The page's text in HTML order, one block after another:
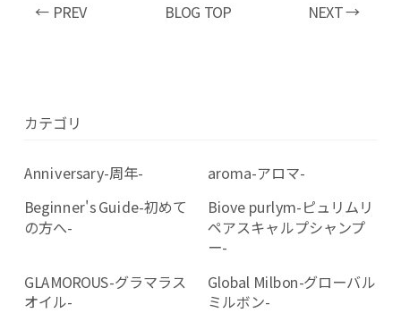
← PREV BLOG TOP NEXT →
カテゴリ
Anniversary-周年-
aroma-アロマ-
Beginner's Guide-初めて
の方へ-
Biove purlym-ピュリムリ
ペアスキャルプシャンプ
ー-
GLAMOROUS-グラマラス
オイル-
Global Milbon-グローバル
ミルボン-